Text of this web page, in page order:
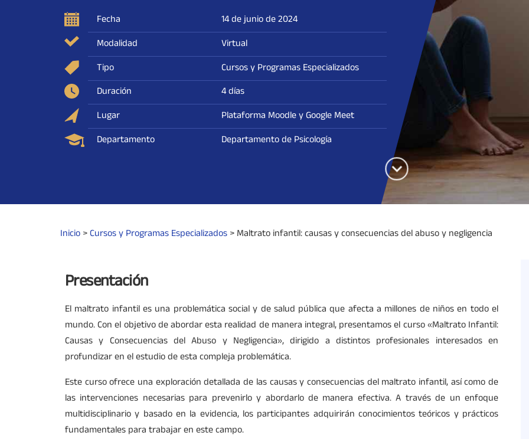
Fecha
14 de junio de 2024
Modalidad
Virtual
Tipo
Cursos y Programas Especializados
Duración
4 días
Lugar
Plataforma Moodle y Google Meet
Departamento
Departamento de Psicología
Inicio>Cursos y Programas Especializados>Maltrato infantil: causas y consecuencias del abuso y negligencia
Presentación
El maltrato infantil es una problemática social y de salud pública que afecta a millones de niños en todo el
mundo. Con el objetivo de abordar esta realidad de manera integral, presentamos el curso «Maltrato Infantil:
Causas y Consecuencias del Abuso y Negligencia», dirigido a distintos profesionales interesados en
profundizar en el estudio de esta compleja problemática.
Este curso ofrece una exploración detallada de las causas y consecuencias del maltrato infantil, así como de
las intervenciones necesarias para prevenirlo y abordarlo de manera efectiva. A través de un enfoque
multidisciplinario y basado en la evidencia, los participantes adquirirán conocimientos teóricos y prácticos
fundamentales para trabajar en este campo.